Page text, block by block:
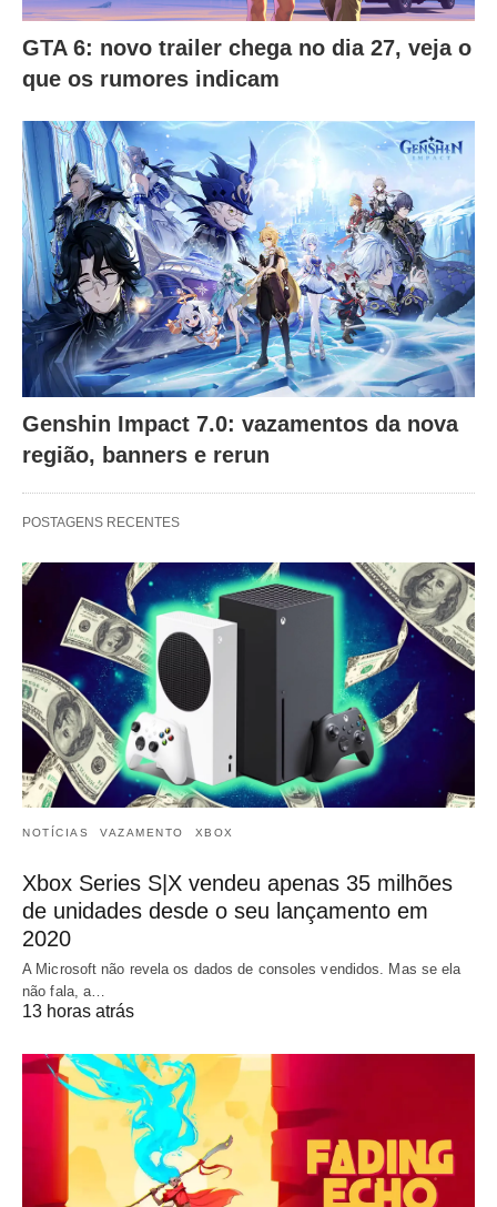
GTA 6: novo trailer chega no dia 27, veja o
que os rumores indicam
Genshin Impact 7.0: vazamentos da nova
região, banners e rerun
POSTAGENS RECENTES
NOTÍCIAS VAZAMENTO XBOX
Xbox Series S|X vendeu apenas 35 milhões
de unidades desde o seu lançamento em
2020
A Microsoft não revela os dados de consoles vendidos. Mas se ela
não fala, a…
13 horas atrás